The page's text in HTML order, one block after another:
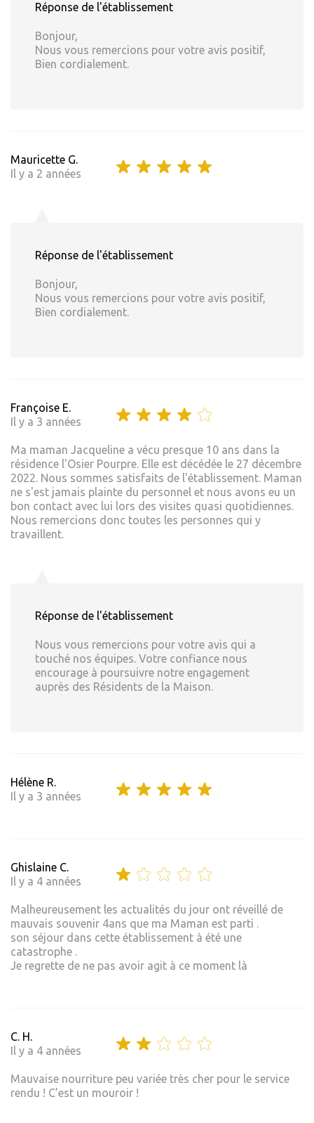
Réponse de l'établissement
Bonjour,
Nous vous remercions pour votre avis positif,
Bien cordialement.
Mauricette G.
Il y a 2 années
Réponse de l'établissement
Bonjour,
Nous vous remercions pour votre avis positif,
Bien cordialement.
Françoise E.
Il y a 3 années
Ma maman Jacqueline a vécu presque 10 ans dans la
résidence l'Osier Pourpre. Elle est décédée le 27 décembre
2022. Nous sommes satisfaits de l'établissement. Maman
ne s'est jamais plainte du personnel et nous avons eu un
bon contact avec lui lors des visites quasi quotidiennes.
Nous remercions donc toutes les personnes qui y
travaillent.
Réponse de l'établissement
Nous vous remercions pour votre avis qui a
touché nos équipes. Votre confiance nous
encourage à poursuivre notre engagement
auprès des Résidents de la Maison.
Hélène R.
Il y a 3 années
Ghislaine C.
Il y a 4 années
Malheureusement les actualités du jour ont réveillé de
mauvais souvenir 4ans que ma Maman est parti .
son séjour dans cette établissement à été une
catastrophe .
Je regrette de ne pas avoir agit à ce moment là
C. H.
Il y a 4 années
Mauvaise nourriture peu variée très cher pour le service
rendu ! C’est un mouroir !